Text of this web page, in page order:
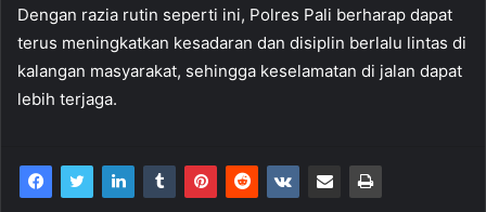
Dengan razia rutin seperti ini, Polres Pali berharap dapat
terus meningkatkan kesadaran dan disiplin berlalu lintas di
kalangan masyarakat, sehingga keselamatan di jalan dapat
lebih terjaga.